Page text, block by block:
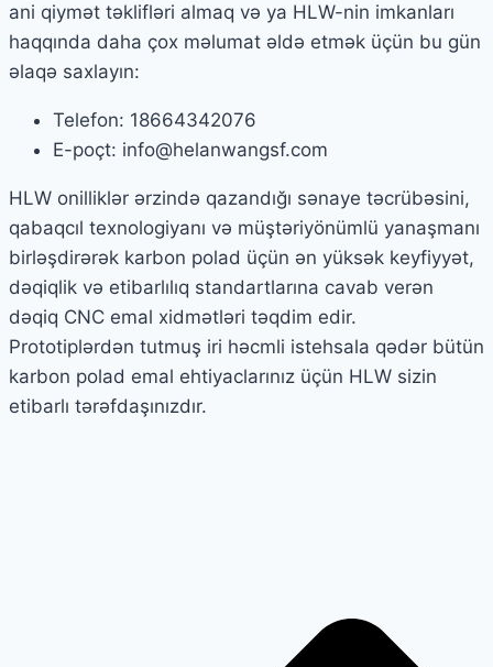
ani qiymət təklifləri almaq və ya HLW-nin imkanları
haqqında daha çox məlumat əldə etmək üçün bu gün
əlaqə saxlayın:
Telefon: 18664342076
E-poçt: info@helanwangsf.com
HLW onilliklər ərzində qazandığı sənaye təcrübəsini,
qabaqcıl texnologiyanı və müştəriyönümlü yanaşmanı
birləşdirərək karbon polad üçün ən yüksək keyfiyyət,
dəqiqlik və etibarlılıq standartlarına cavab verən
dəqiq CNC emal xidmətləri təqdim edir.
Prototiplərdən tutmuş iri həcmli istehsala qədər bütün
karbon polad emal ehtiyaclarınız üçün HLW sizin
etibarlı tərəfdaşınızdır.